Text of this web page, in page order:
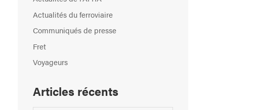
Actualités du ferroviaire
Communiqués de presse
Fret
Voyageurs
Articles récents